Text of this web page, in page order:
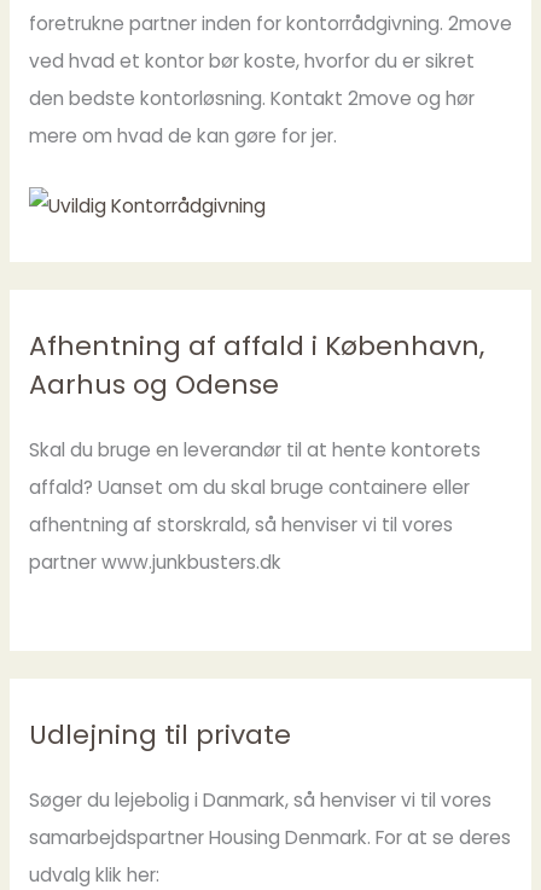
foretrukne partner inden for kontorrådgivning. 2move
ved hvad et kontor bør koste, hvorfor du er sikret
den bedste kontorløsning. Kontakt 2move og hør
mere om hvad de kan gøre for jer.
Afhentning af affald i København,
Aarhus og Odense
Skal du bruge en leverandør til at hente kontorets
affald? Uanset om du skal bruge containere eller
afhentning af storskrald, så henviser vi til vores
partner www.junkbusters.dk
Udlejning til private
Søger du lejebolig i Danmark, så henviser vi til vores
samarbejdspartner Housing Denmark. For at se deres
udvalg klik her: